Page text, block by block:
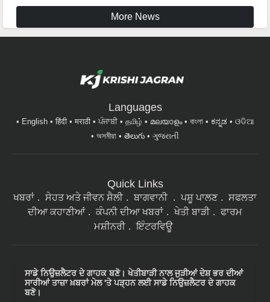
More News
Languages
English हिंदी मराठी ਪੰਜਾਬੀ தமிழ் മലയാളം বাংলা ಕನ್ನಡ
ଓଡିଆ
অসমীয়া
తెలుగు ગુજરાતી
Quick Links
ਖਬਰਾਂ ਸੇਹਤ ਅਤੇ ਜੀਵਨ ਸ਼ੈਲੀ ਬਾਗਵਾਨੀ ਪਸ਼ੂ ਪਾਲਣ
ਸਫਲਤਾ
ਦੀਆ ਕਹਾਣੀਆਂ
ਕੰਪਨੀ ਦੀਆ ਖਬਰਾਂ ਖੇਤੀ ਬਾੜੀ
ਫਾਰਮ
ਮਸ਼ੀਨਰੀ
ਇੰਟਰਵਿਊ
ਸਾਡੇ ਨਿਉਜ਼ਲੈਟਰ ਦੇ ਗਾਹਕ ਬਣੋ। ਖੇਤੀਬਾੜੀ ਨਾਲ ਜੁੜੀਆਂ ਦੇਸ਼ ਭਰ ਦੀਆਂ
ਸਾਰੀਆਂ ਤਾਜ਼ਾ ਖ਼ਬਰਾਂ ਮੇਲ 'ਤੇ ਪੜ੍ਹਨ ਲਈ ਸਾਡੇ ਨਿਉਜ਼ਲੈਟਰ ਦੇ ਗਾਹਕ
ਬਣੋ।